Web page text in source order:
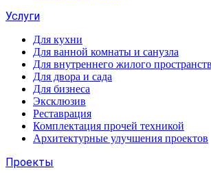
Услуги
Для кухни
Для ванной комнаты и санузла
Для внутреннего жилого
Для двора и сада
Для бизнеса
Эксклюзив
Реставрация
Комплектация прочей техникой
Архитектурные улучшения проектов
Проекты